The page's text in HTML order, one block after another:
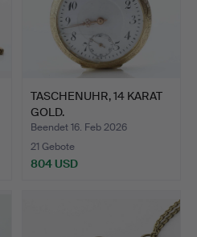
TASCHENUHR, 14 KARAT
GOLD.
Beendet 16. Feb 2026
21 Gebote
804 USD